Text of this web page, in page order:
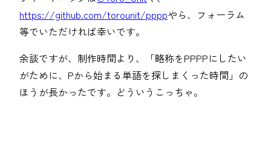
https://github.com/torounit/ppppやら、フォーラム
等でいただければ幸いです。
余談ですが、制作時間より、「略称をPPPPにしたい
がために、Pから始まる単語を探しまくった時間」の
ほうが長かったです。どういうこっちゃ。